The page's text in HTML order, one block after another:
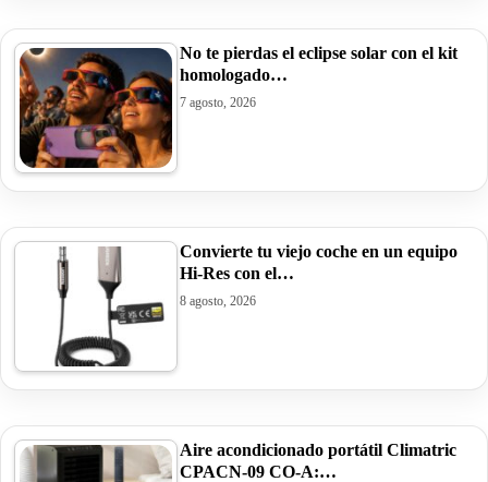
No te pierdas el eclipse solar con el kit
homologado…
7 agosto, 2026
Convierte tu viejo coche en un equipo
Hi-Res con el…
8 agosto, 2026
Aire acondicionado portátil Climatric
CPACN-09 CO-A:…